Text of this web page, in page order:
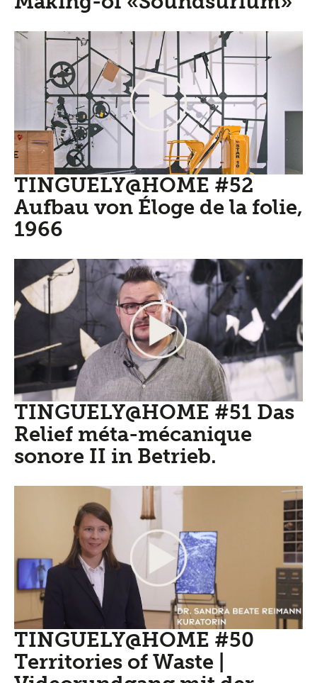
TINGUELY@HOME #52
Aufbau von Éloge de la folie,
1966
TINGUELY@HOME #51 Das
Relief méta-mécanique
sonore II in Betrieb.
TINGUELY@HOME #50
Territories of Waste |